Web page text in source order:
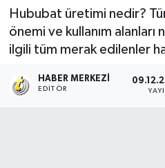
Hububat üretimi nedir?
önemi ve kullanım
ilgili tüm merak edilenler
HABER MERKEZI
EDITÖR